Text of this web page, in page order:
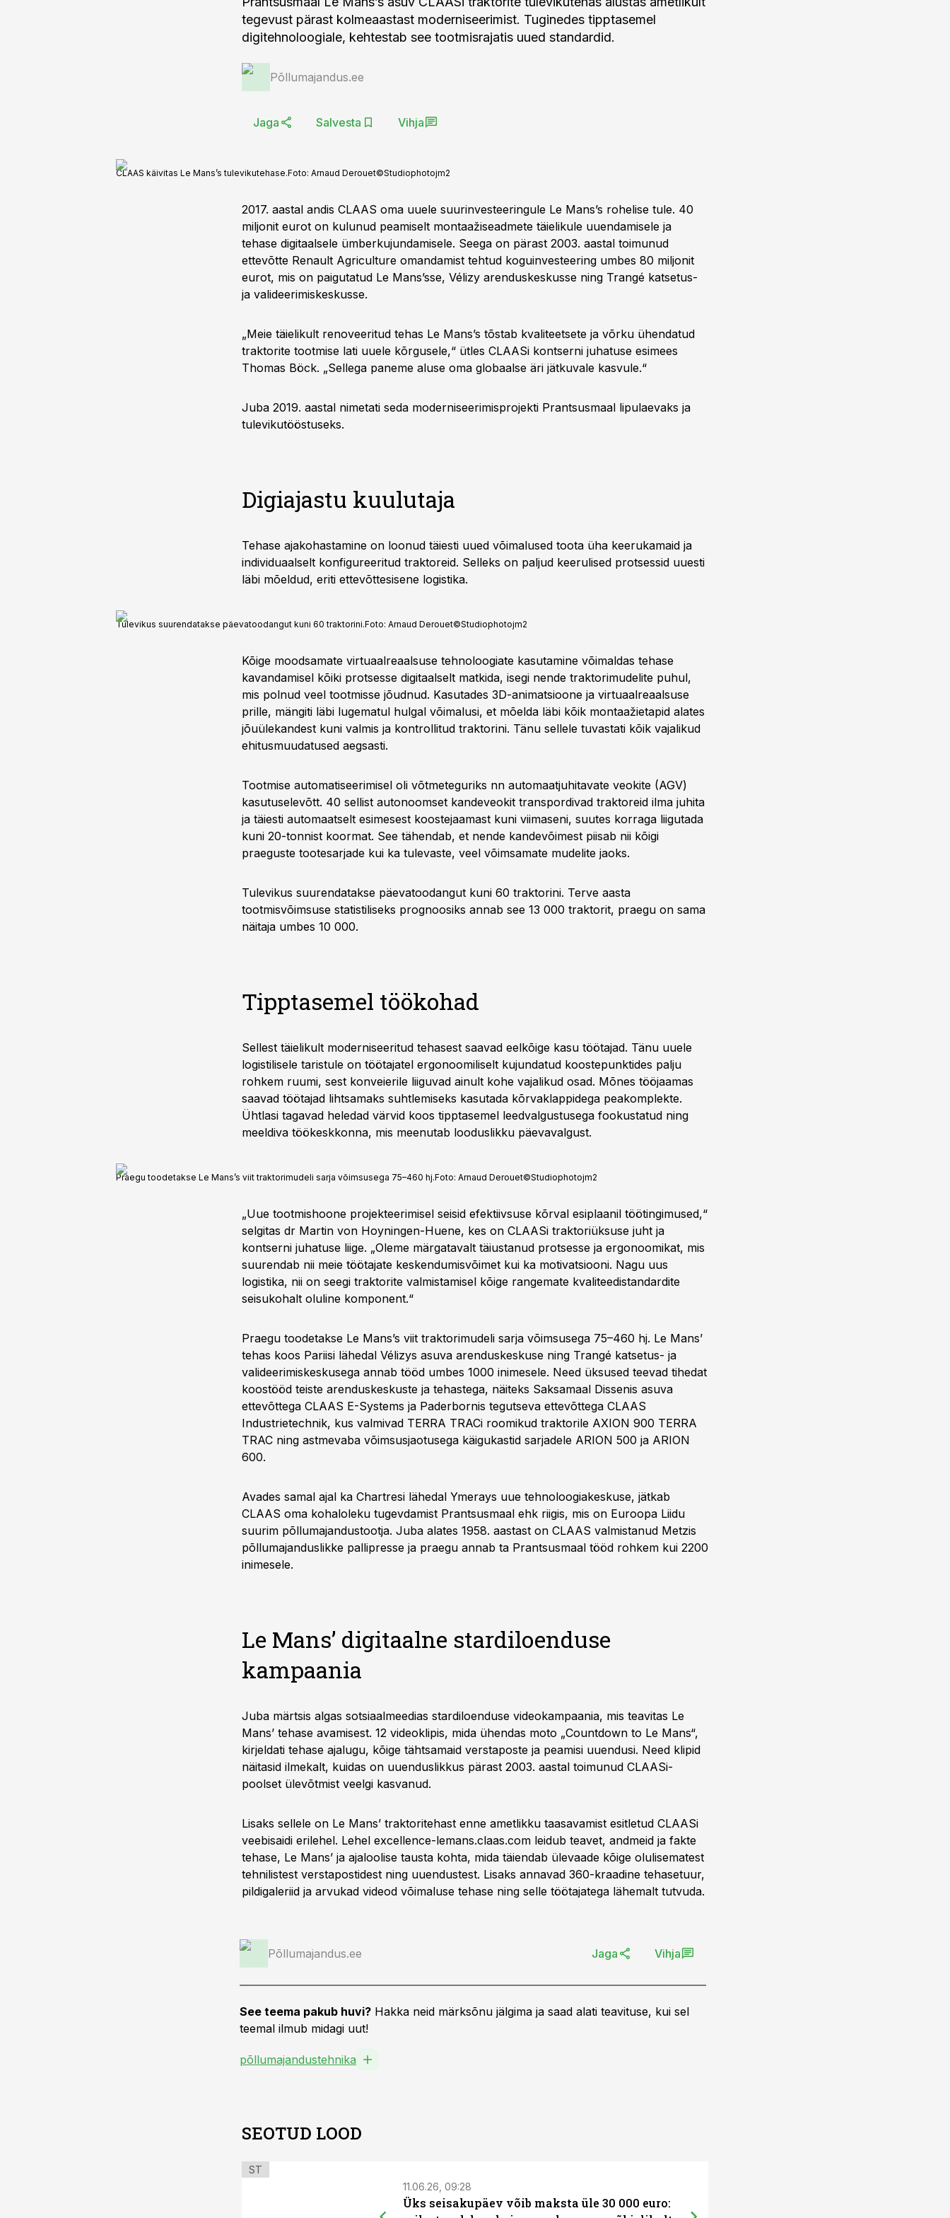
tegevust pärast kolmeaastast moderniseerimist. Tuginedes tipptasemel
digitehnoloogiale, kehtestab see tootmisrajatis uued standardid.
Põllumajandus.ee
Jaga Salvesta Vihja
CLAAS käivitas Le Mans’s tulevikutehase.Foto: Arnaud Derouet©Studiophotojm2
2017. aastal andis CLAAS oma uuele suurinvesteeringule Le Mans’s rohelise tule. 40
miljonit eurot on kulunud peamiselt montaažiseadmete täielikule uuendamisele ja
tehase digitaalsele ümberkujundamisele. Seega on pärast 2003. aastal toimunud
ettevõtte Renault Agriculture omandamist tehtud koguinvesteering umbes 80 miljonit
eurot, mis on paigutatud Le Mans’sse, Vélizy arenduskeskusse ning Trangé katsetus-
ja valideerimiskeskusse.
„Meie täielikult renoveeritud tehas Le Mans’s tõstab kvaliteetsete ja võrku ühendatud
traktorite tootmise lati uuele kõrgusele,“ ütles CLAASi kontserni juhatuse esimees
Thomas Böck. „Sellega paneme aluse oma globaalse äri jätkuvale kasvule.“
Juba 2019. aastal nimetati seda moderniseerimisprojekti Prantsusmaal lipulaevaks ja
tulevikutööstuseks.
Digiajastu kuulutaja
Tehase ajakohastamine on loonud täiesti uued võimalused toota üha keerukamaid ja
individuaalselt konfigureeritud traktoreid. Selleks on paljud keerulised protsessid uuesti
läbi mõeldud, eriti ettevõttesisene logistika.
Tulevikus suurendatakse päevatoodangut kuni 60 traktorini.Foto: Arnaud Derouet©Studiophotojm2
Kõige moodsamate virtuaalreaalsuse tehnoloogiate kasutamine võimaldas tehase
kavandamisel kõiki protsesse digitaalselt matkida, isegi nende traktorimudelite puhul,
mis polnud veel tootmisse jõudnud. Kasutades 3D-animatsioone ja virtuaalreaalsuse
prille, mängiti läbi lugematul hulgal võimalusi, et mõelda läbi kõik montaažietapid alates
jõuülekandest kuni valmis ja kontrollitud traktorini. Tänu sellele tuvastati kõik vajalikud
ehitusmuudatused aegsasti.
Tootmise automatiseerimisel oli võtmeteguriks nn automaatjuhitavate veokite (AGV)
kasutuselevõtt. 40 sellist autonoomset kandeveokit transpordivad traktoreid ilma juhita
ja täiesti automaatselt esimesest koostejaamast kuni viimaseni, suutes korraga liigutada
kuni 20-tonnist koormat. See tähendab, et nende kandevõimest piisab nii kõigi
praeguste tootesarjade kui ka tulevaste, veel võimsamate mudelite jaoks.
Tulevikus suurendatakse päevatoodangut kuni 60 traktorini. Terve aasta
tootmisvõimsuse statistiliseks prognoosiks annab see 13 000 traktorit, praegu on sama
näitaja umbes 10 000.
Tipptasemel töökohad
Sellest täielikult moderniseeritud tehasest saavad eelkõige kasu töötajad. Tänu uuele
logistilisele taristule on töötajatel ergonoomiliselt kujundatud koostepunktides palju
rohkem ruumi, sest konveierile liiguvad ainult kohe vajalikud osad. Mõnes tööjaamas
saavad töötajad lihtsamaks suhtlemiseks kasutada kõrvaklappidega peakomplekte.
Ühtlasi tagavad heledad värvid koos tipptasemel leedvalgustusega fookustatud ning
meeldiva töökeskkonna, mis meenutab looduslikku päevavalgust.
Praegu toodetakse Le Mans’s viit traktorimudeli sarja võimsusega 75–460 hj.Foto: Arnaud Derouet©Studiophotojm2
„Uue tootmishoone projekteerimisel seisid efektiivsuse kõrval esiplaanil töötingimused,“
selgitas dr Martin von Hoyningen-Huene, kes on CLAASi traktoriüksuse juht ja
kontserni juhatuse liige. „Oleme märgatavalt täiustanud protsesse ja ergonoomikat, mis
suurendab nii meie töötajate keskendumisvõimet kui ka motivatsiooni. Nagu uus
logistika, nii on seegi traktorite valmistamisel kõige rangemate kvaliteedistandardite
seisukohalt oluline komponent.“
Praegu toodetakse Le Mans’s viit traktorimudeli sarja võimsusega 75–460 hj. Le Mans’
tehas koos Pariisi lähedal Vélizys asuva arenduskeskuse ning Trangé katsetus- ja
valideerimiskeskusega annab tööd umbes 1000 inimesele. Need üksused teevad tihedat
koostööd teiste arenduskeskuste ja tehastega, näiteks Saksamaal Dissenis asuva
ettevõttega CLAAS E-Systems ja Paderbornis tegutseva ettevõttega CLAAS
Industrietechnik, kus valmivad TERRA TRACi roomikud traktorile AXION 900 TERRA
TRAC ning astmevaba võimsusjaotusega käigukastid sarjadele ARION 500 ja ARION
600.
Avades samal ajal ka Chartresi lähedal Ymerays uue tehnoloogiakeskuse, jätkab
CLAAS oma kohaloleku tugevdamist Prantsusmaal ehk riigis, mis on Euroopa Liidu
suurim põllumajandustootja. Juba alates 1958. aastast on CLAAS valmistanud Metzis
põllumajanduslikke pallipresse ja praegu annab ta Prantsusmaal tööd rohkem kui 2200
inimesele.
Le Mans’ digitaalne stardiloenduse
kampaania
Juba märtsis algas sotsiaalmeedias stardiloenduse videokampaania, mis teavitas Le
Mans’ tehase avamisest. 12 videoklipis, mida ühendas moto „Countdown to Le Mans“,
kirjeldati tehase ajalugu, kõige tähtsamaid verstaposte ja peamisi uuendusi. Need klipid
näitasid ilmekalt, kuidas on uuenduslikkus pärast 2003. aastal toimunud CLAASi-
poolset ülevõtmist veelgi kasvanud.
Lisaks sellele on Le Mans’ traktoritehast enne ametlikku taasavamist esitletud CLAASi
veebisaidi erilehel. Lehel excellence-lemans.claas.com leidub teavet, andmeid ja fakte
tehase, Le Mans’ ja ajaloolise tausta kohta, mida täiendab ülevaade kõige olulisematest
tehnilistest verstapostidest ning uuendustest. Lisaks annavad 360-kraadine tehasetuur,
pildigaleriid ja arvukad videod võimaluse tehase ning selle töötajatega lähemalt tutvuda.
Põllumajandus.ee Jaga Vihja
See teema pakub huvi? Hakka neid märksõnu jälgima ja saad alati teavituse, kui sel
teemal ilmub midagi uut!
põllumajandustehnika
SEOTUD LOOD
ST
11.06.26, 09:28
Üks seisakupäev võib maksta üle 30 000 euro: